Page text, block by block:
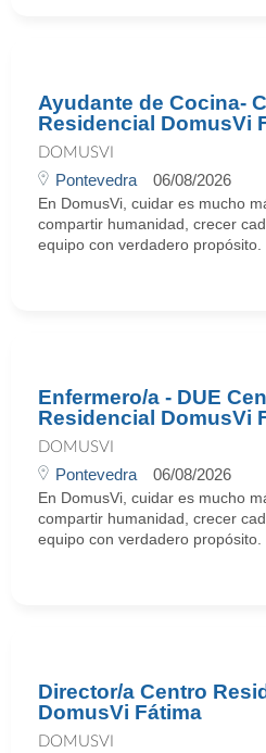
Ayudante de Cocina-
Residencial DomusVi
DOMUSVI
Pontevedra 06/08/2026
En DomusVi, cuidar es mucho
compartir humanidad, crecer
equipo con verdadero propósito.
Enfermero/a - DUE
Residencial DomusVi
DOMUSVI
Pontevedra 06/08/2026
En DomusVi, cuidar es mucho
compartir humanidad, crecer
equipo con verdadero propósito.
Director/a Centro
DomusVi Fátima
DOMUSVI